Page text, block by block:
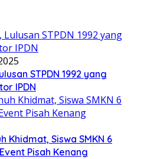
STPDN 1992 yang
IPDN
Khidmat, Siswa SMKN 6
Pisah Kenang